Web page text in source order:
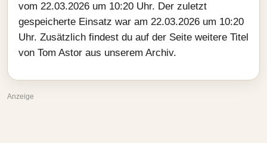
vom 22.03.2026 um 10:20 Uhr. Der zuletzt
gespeicherte Einsatz war am 22.03.2026 um 10:20
Uhr. Zusätzlich findest du auf der Seite weitere Titel
von Tom Astor aus unserem Archiv.
Anzeige